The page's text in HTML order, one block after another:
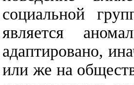
социальной
является
адаптировано,
или же на